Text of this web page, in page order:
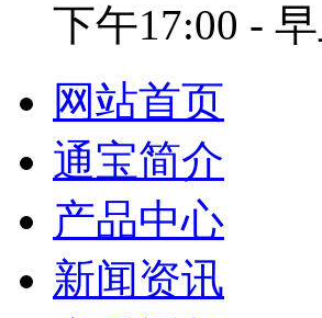
下午17:00 -
网站首页
通宝简介
产品中心
新闻资讯